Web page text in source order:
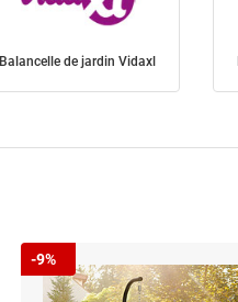
Balancelle de jardin Vidaxl
-9%